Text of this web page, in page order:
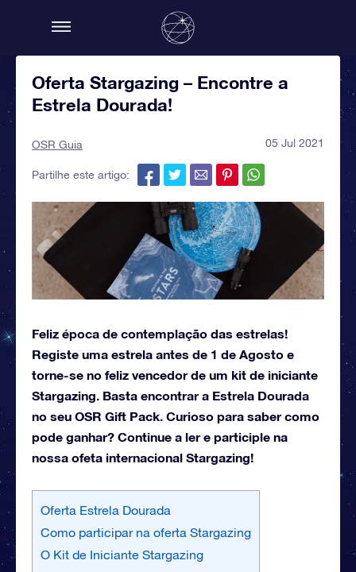
Oferta Stargazing – Encontre a
Estrela Dourada!
OSR Guia 05 Jul 2021
Partilhe este artigo:
Feliz época de contemplação das estrelas!
Registe uma estrela antes de 1 de Agosto e
torne-se no feliz vencedor de um kit de iniciante
Stargazing. Basta encontrar a Estrela Dourada
no seu OSR Gift Pack. Curioso para saber como
pode ganhar? Continue a ler e participle na
nossa ofeta internacional Stargazing!
Oferta Estrela Dourada
Como participar na oferta Stargazing
O Kit de Iniciante Stargazing